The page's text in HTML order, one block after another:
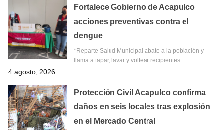
Fortalece Gobierno de Acapulco
acciones preventivas contra el
dengue
*Reparte Salud Municipal abate a la población y
llama a tapar, lavar y voltear recipientes…
4 agosto, 2026
Protección Civil Acapulco confirma
daños en seis locales tras explosión
en el Mercado Central